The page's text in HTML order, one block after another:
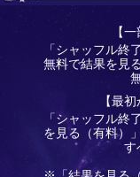
【
「シャッフル終
無料で結果を見
【最
「シャッフル終
を見る（有料）
す